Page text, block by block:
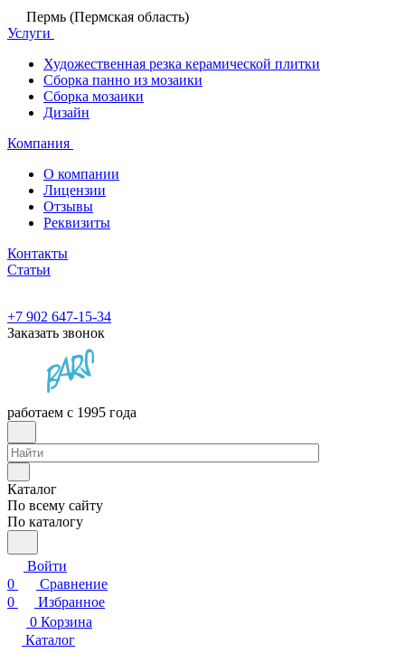
Пермь (Пермская область)
Услуги
Художественная резка керамической плитки
Сборка панно из мозаики
Сборка мозаики
Дизайн
Компания
О компании
Лицензии
Отзывы
Реквизиты
Контакты
Статьи
+7 902 647-15-34
Заказать звонок
работаем с 1995 года
Каталог
По всему сайту
По каталогу
Войти
0
Сравнение
0
Избранное
0 Корзина
Каталог